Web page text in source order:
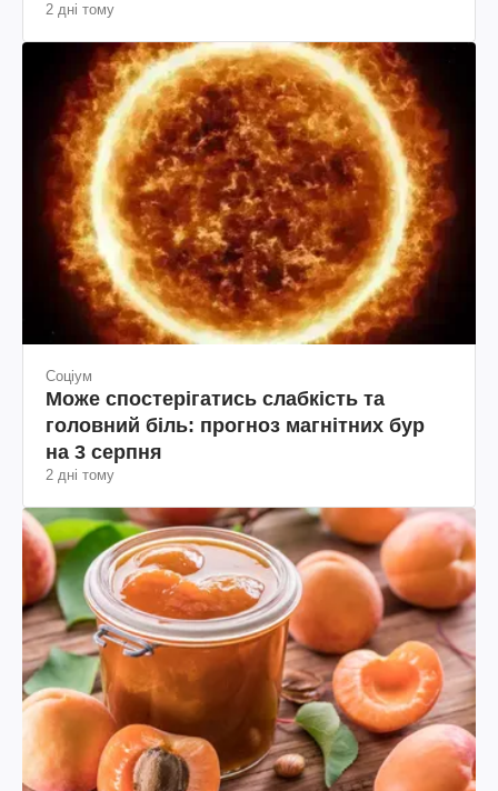
2 дні тому
Соціум
Може спостерігатись слабкість та
головний біль: прогноз магнітних бур
на 3 серпня
2 дні тому